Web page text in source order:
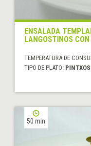
ENSALADA
LANGOSTINOS
TEMPERATURA DE
TIPO DE PLATO:
50 min